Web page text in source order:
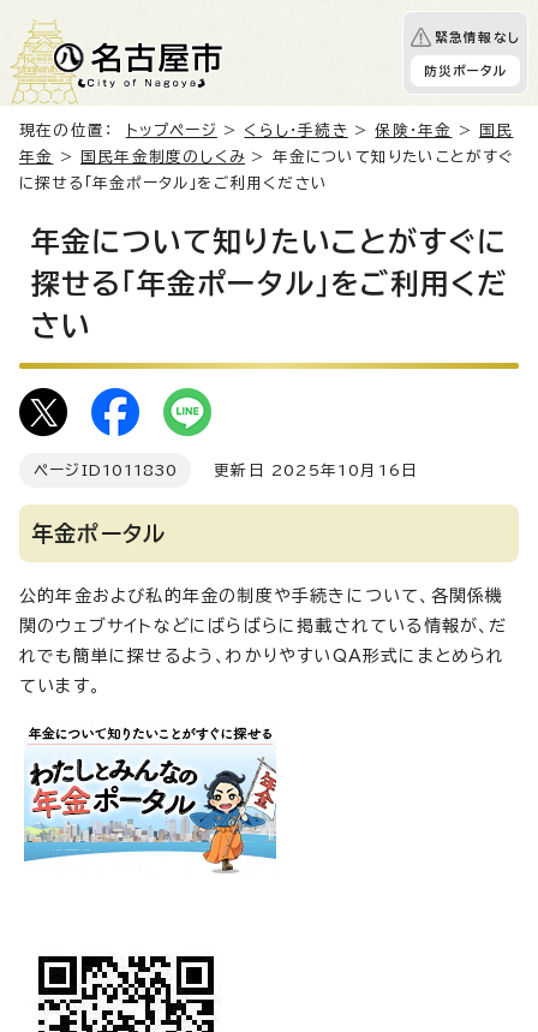
緊急情報なし
防災ポータル
現在の位置： トップページ > くらし・手続き >保険・年金 >
国民
年金
> 国民年金制度のしくみ > 年金について知りたいことがすぐ
に探せる「年金ポータル」をご利用ください
年金について知りたいことがすぐに
探せる「年金ポータル」をご利用くだ
さい
ページID 1011830 更新日 2025年10月16日
年金ポータル
公的年金および私的年金の制度や手続きについて、各関係機
関のウェブサイトなどにばらばらに掲載されている情報が、だ
れでも簡単に探せるよう、わかりやすいQA形式にまとめられ
ています。